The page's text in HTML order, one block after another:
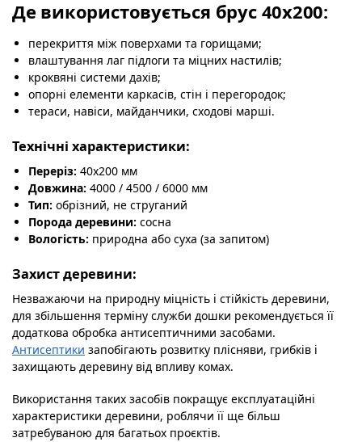
Де використовується брус 40х200:
перекриття між поверхами та горищами;
влаштування лаг підлоги та міцних настилів;
кроквяні системи дахів;
опорні елементи каркасів, стін і перегородок;
тераси, навіси, майданчики, сходові марші.
Технічні характеристики:
Переріз: 40х200 мм
Довжина: 4000 / 4500 / 6000 мм
Тип: обрізний, не струганий
Порода деревини: сосна
Вологість: природна або суха (за запитом)
Захист деревини:
Незважаючи на природну міцність і стійкість деревини,
для збільшення терміну служби дошки рекомендується її
додаткова обробка антисептичними засобами.
Антисептики запобігають розвитку плісняви, грибків і
захищають деревину від впливу комах.
Використання таких засобів покращує експлуатаційні
характеристики деревини, роблячи її ще більш
затребуваною для багатьох проєктів.